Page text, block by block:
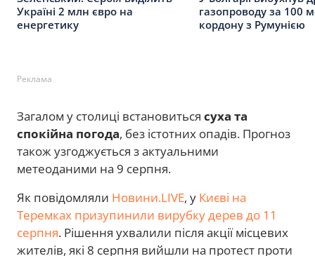
Україні 2 млн євро на
енергетику
газопроводу за 100
кордону з Румунією
Реклама
Загалом у столиці встановиться суха та
спокійна погода, без істотних опадів. Прогноз
також узгоджується з актуальними
метеоданими на 9 серпня.
Як повідомляли Новини.LIVE, у Києві на
Теремках призупинили вирубку дерев до 11
серпня. Рішення ухвалили після акції місцевих
жителів, які 8 серпня вийшли на протест проти